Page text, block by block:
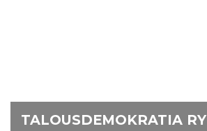
TALOUSDEMOKRATIA RY